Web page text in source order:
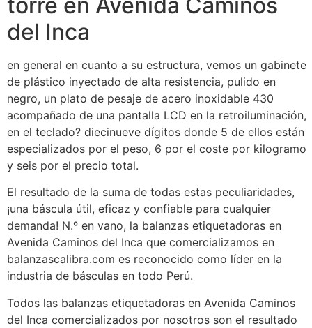
del Inca
en general en cuanto a su estructura, vemos un gabinete
de plástico inyectado de alta resistencia, pulido en
negro, un plato de pesaje de acero inoxidable 430
acompañado de una pantalla LCD en la retroiluminación,
en el teclado? diecinueve dígitos donde 5 de ellos están
especializados por el peso, 6 por el coste por kilogramo
y seis por el precio total.
El resultado de la suma de todas estas peculiaridades,
¡una báscula útil, eficaz y confiable para cualquier
demanda! N.º en vano, la balanzas etiquetadoras en
Avenida Caminos del Inca que comercializamos en
balanzascalibra.com es reconocido como líder en la
industria de básculas en todo Perú.
Todos las balanzas etiquetadoras en Avenida Caminos
del Inca comercializados por nosotros son el resultado